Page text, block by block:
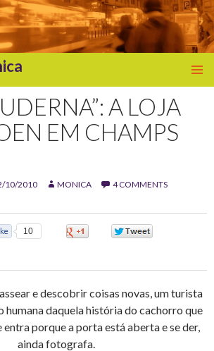
A LOJA
EM CHAMPS
10/2010 MONICA 4 COMMENTS
10
e descobrir coisas novas, um turista
humana daquela história do cachorro que
entra porque a porta está aberta e se der,
ainda fotografa.